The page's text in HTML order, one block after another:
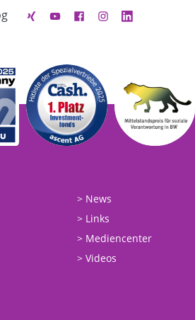
News
Links
Mediencenter
Videos